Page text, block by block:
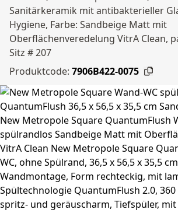
Sanitärkeramik mit antibakterieller
Hygiene, Farbe: Sandbeige Matt mit
Oberflächenveredelung VitrA Clean,
Sitz # 207
Produktcode: 7906B422-0075